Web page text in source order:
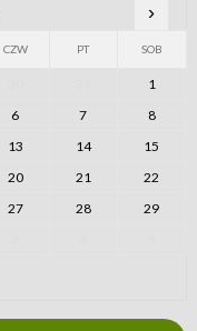
›
CZW PT SOB
1
6 7
8
13 14
15
20 21
22
27 28
29